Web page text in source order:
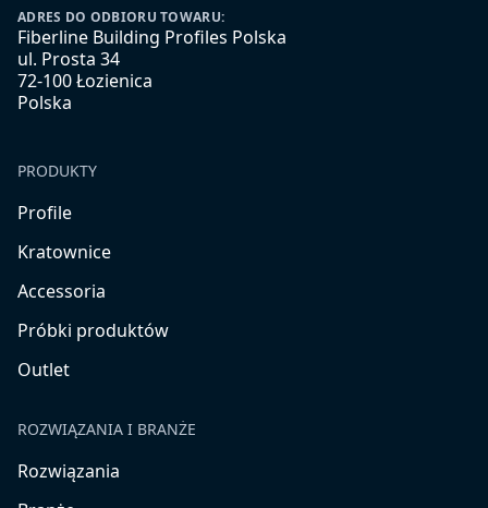
ADRES DO ODBIORU TOWARU:
Fiberline Building Profiles Polska
ul. Prosta 34
72-100 Łozienica
Polska
PRODUKTY
Profile
Kratownice
Accessoria
Próbki produktów
Outlet
ROZWIĄZANIA I BRANŻE
Rozwiązania